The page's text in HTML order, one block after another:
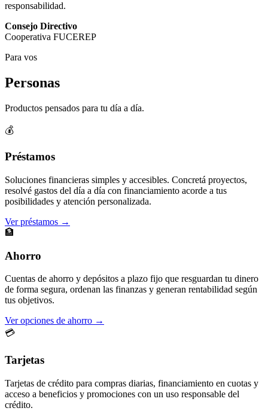
responsabilidad.
Consejo Directivo
Cooperativa FUCEREP
Para vos
Personas
Productos pensados para tu día a día.
💰
Préstamos
Soluciones financieras simples y accesibles. Concretá proyectos,
resolvé gastos del día a día con financiamiento acorde a tus
posibilidades y atención personalizada.
Ver préstamos →
🏦
Ahorro
Cuentas de ahorro y depósitos a plazo fijo que resguardan tu dinero
de forma segura, ordenan las finanzas y generan rentabilidad según
tus objetivos.
Ver opciones de ahorro →
💳
Tarjetas
Tarjetas de crédito para compras diarias, financiamiento en cuotas y
acceso a beneficios y promociones con un uso responsable del
crédito.